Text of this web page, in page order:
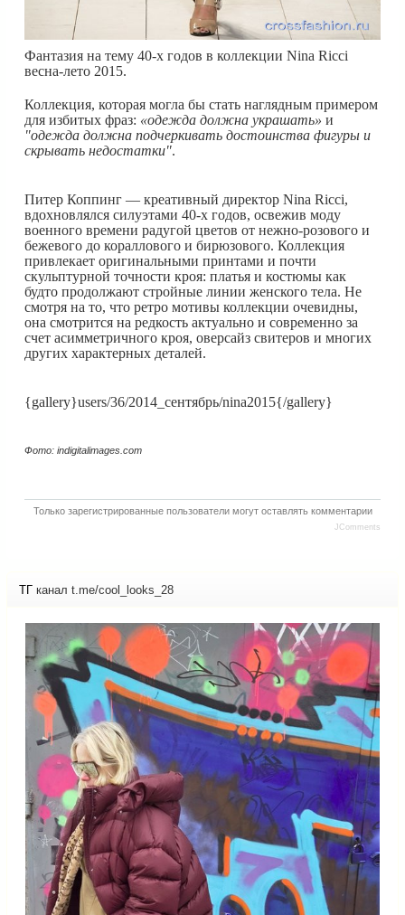
Фантазия на тему 40-х годов в коллекции Nina Ricci
весна-лето 2015.
Коллекция, которая могла бы стать наглядным примером
для избитых фраз: «одежда должна украшать» и
"одежда должна подчеркивать достоинства фигуры и
скрывать недостатки".
Питер Коппинг — креативный директор Nina Ricci,
вдохновлялся силуэтами 40-х годов, освежив моду
военного времени радугой цветов от нежно-розового и
бежевого до кораллового и бирюзового. Коллекция
привлекает оригинальными принтами и почти
скульптурной точности кроя: платья и костюмы как
будто продолжают стройные линии женского тела. Не
смотря на то, что ретро мотивы коллекции очевидны,
она смотрится на редкость актуально и современно за
счет асимметричного кроя, оверсайз свитеров и многих
других характерных деталей.
{gallery}users/36/2014_сентябрь/nina2015{/gallery}
Фото: indigitalimages.com
Только зарегистрированные пользователи могут оставлять комментарии
JComments
ТГ канал t.me/cool_looks_28